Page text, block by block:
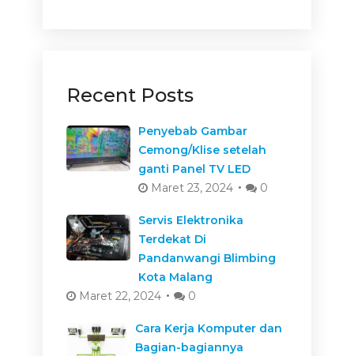
Recent Posts
Penyebab Gambar
Cemong/Klise setelah
ganti Panel TV LED
Maret 23, 2024
0
Servis Elektronika
Terdekat Di
Pandanwangi Blimbing
Kota Malang
Maret 22, 2024
0
Cara Kerja Komputer dan
Bagian-bagiannya